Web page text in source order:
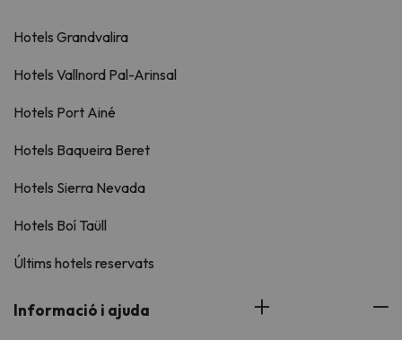
Hotels Grandvalira
Hotels Vallnord Pal-Arinsal
Hotels Port Ainé
Hotels Baqueira Beret
Hotels Sierra Nevada
Hotels Boí Taüll
Últims hotels reservats
Informació i ajuda